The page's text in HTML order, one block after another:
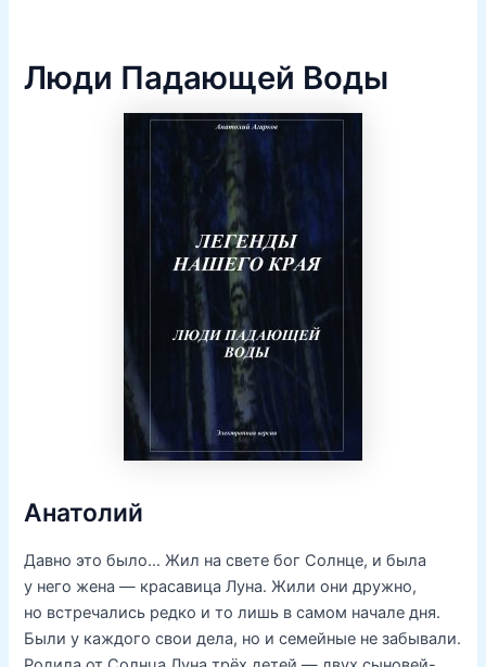
Люди Падающей Воды
Анатолий
Давно это было… Жил на свете бог Солнце, и была
у него жена — красавица Луна. Жили они дружно,
но встречались редко и то лишь в самом начале дня.
Были у каждого свои дела, но и семейные не забывали.